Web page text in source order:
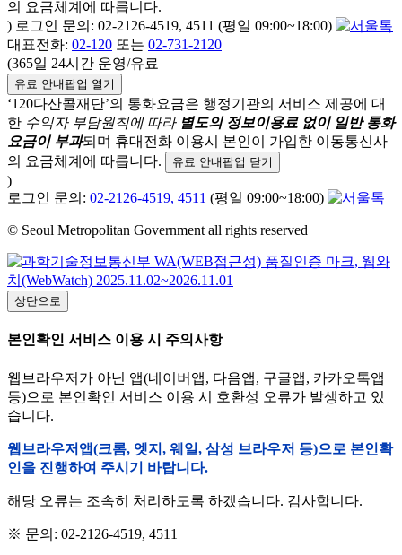
의 요금체계에 따릅니다.
) 로그인 문의: 02-2126-4519, 4511 (평일 09:00~18:00)
대표전화: 02-120 또는 02-731-2120
(365일 24시간 운영/유료
유료 안내팝업 열기
‘120다산콜재단’의 통화요금은 행정기관의 서비스 제공에 대
한 수익자 부담원칙에 따라 별도의 정보이용료 없이 일반 통화
요금이 부과되며 휴대전화 이용시 본인이 가입한 이동통신사
의 요금체계에 따릅니다.
유료 안내팝업 닫기
)
로그인 문의: 02-2126-4519, 4511 (평일 09:00~18:00)
© Seoul Metropolitan Government all rights reserved
상단으로
본인확인 서비스 이용 시 주의사항
웹브라우저가 아닌 앱(네이버앱, 다음앱, 구글앱, 카카오톡앱
등)으로 본인확인 서비스 이용 시 호환성 오류가 발생하고 있
습니다.
웹브라우저앱(크롬, 엣지, 웨일, 삼성 브라우저 등)으로 본인확
인을 진행하여 주시기 바랍니다.
해당 오류는 조속히 처리하도록 하겠습니다. 감사합니다.
※ 문의: 02-2126-4519, 4511